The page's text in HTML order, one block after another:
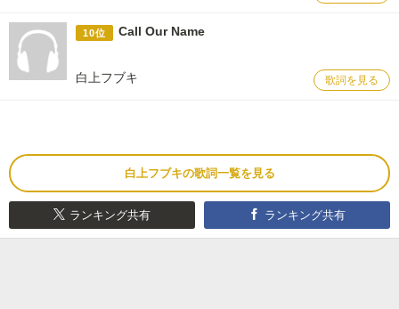
10位 Call Our Name
白上フブキ 歌詞を見る
白上フブキの歌詞一覧を見る
ランキング共有 ランキング共有